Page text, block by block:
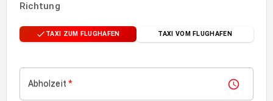
Richtung
TAXI ZUM FLUGHAFEN TAXI VOM FLUGHAFEN
Abholzeit *